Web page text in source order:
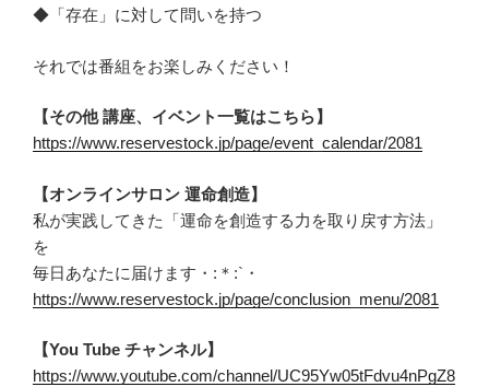
◆「存在」に対して問いを持つ
それでは番組をお楽しみください！
【その他 講座、イベント一覧はこちら】
https://www.reservestock.jp/page/event_calendar/2081
【オンラインサロン 運命創造】
私が実践してきた「運命を創造する力を取り戻す方法」
を
毎日あなたに届けます・:＊:`・
https://www.reservestock.jp/page/conclusion_menu/2081
【You Tube チャンネル】
https://www.youtube.com/channel/UC95Yw05tFdvu4nPgZ8